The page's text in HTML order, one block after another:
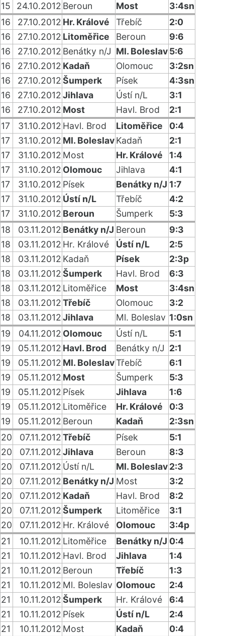
15
24.10.2012 Beroun Most
3:4sn
16
27.10.2012 Hr. Králové Třebíč
2:0
16
27.10.2012 Litoměřice Beroun
9:6
16
27.10.2012 Benátky n/J Ml. Boleslav5:6
16
27.10.2012 Kadaň Olomouc
3:2sn
16
27.10.2012Šumperk Písek
4:3sn
16
27.10.2012Jihlava Ústí n/L
3:1
16
27.10.2012 Most Havl. Brod
2:1
17
31.10.2012 Havl. Brod Litoměřice
0:4
17
31.10.2012 Ml. BoleslavKadaň
2:1
17
31.10.2012 Most Hr. Králové
1:4
17
31.10.2012 Olomouc Jihlava
4:1
17
31.10.2012 Písek Benátky n/J 1:7
17
31.10.2012 Ústí n/L Třebíč
4:2
17
31.10.2012 Beroun Šumperk
5:3
18
03.11.2012 Benátky n/J Beroun
9:3
18
03.11.2012 Hr. Králové Ústí n/L
2:5
18
03.11.2012 Kadaň Písek
2:3p
18
03.11.2012Šumperk Havl. Brod
6:3
18
03.11.2012 Litoměřice Most
3:4sn
18
03.11.2012Třebíč Olomouc
3:2
18
03.11.2012Jihlava Ml. Boleslav 1:0sn
19
04.11.2012 Olomouc Ústí n/L
5:1
19
05.11.2012 Havl. Brod Benátky n/J 2:1
19
05.11.2012 Ml. BoleslavTřebíč
6:1
19
05.11.2012 Most Šumperk
5:3
19
05.11.2012 Písek Jihlava
1:6
19
05.11.2012 Litoměřice Hr. Králové
0:3
19
05.11.2012 Beroun Kadaň
2:3sn
20
07.11.2012Třebíč Písek
5:1
20
07.11.2012Jihlava Beroun
8:3
20
07.11.2012 Ústí n/L Ml. Boleslav2:3
20
07.11.2012 Benátky n/J Most
3:2
20
07.11.2012 Kadaň Havl. Brod
8:2
20
07.11.2012Šumperk Litoměřice
3:1
20
07.11.2012 Hr. Králové Olomouc
3:4p
21
10.11.2012 Litoměřice Benátky n/J 0:4
21
10.11.2012 Havl. Brod Jihlava
1:4
21
10.11.2012 Beroun Třebíč
1:3
21
10.11.2012 Ml. Boleslav Olomouc
2:4
21
10.11.2012Šumperk Hr. Králové
6:4
21
10.11.2012 Písek Ústí n/L
2:4
21
10.11.2012 Most Kadaň
0:4